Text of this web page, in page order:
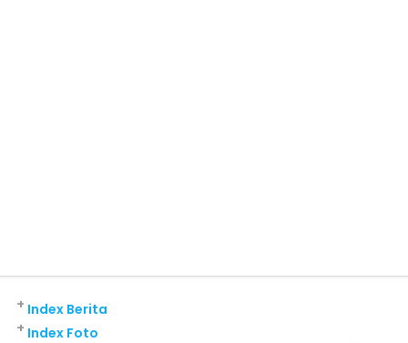
Index Berita
+
Index Foto
+